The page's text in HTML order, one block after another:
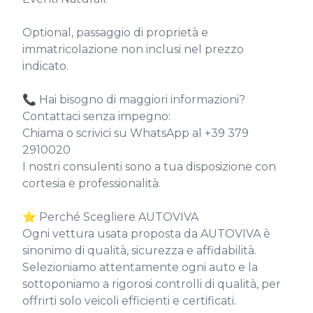
Optional, passaggio di proprietà e
immatricolazione non inclusi nel prezzo
indicato.
📞 Hai bisogno di maggiori informazioni?
Contattaci senza impegno:
Chiama o scrivici su WhatsApp al +39 379
2910020
I nostri consulenti sono a tua disposizione con
cortesia e professionalità.
⭐ Perché Scegliere AUTOVIVA
Ogni vettura usata proposta da AUTOVIVA è
sinonimo di qualità, sicurezza e affidabilità.
Selezioniamo attentamente ogni auto e la
sottoponiamo a rigorosi controlli di qualità, per
offrirti solo veicoli efficienti e certificati.